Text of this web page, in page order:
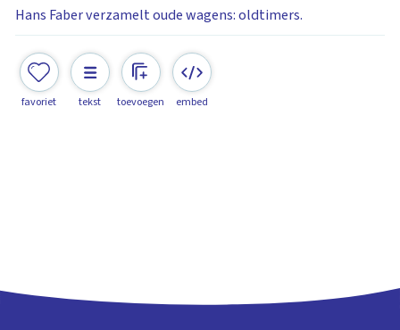
Hans Faber verzamelt oude wagens: oldtimers.
favoriet tekst toevoegen embed